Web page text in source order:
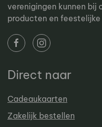
verenigingen kunnen bij
producten en
Direct naar
Cadeaukaarten
Zakelijk bestellen